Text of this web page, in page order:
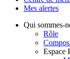
Mes alertes
Qui sommes-
Rôle
Espace